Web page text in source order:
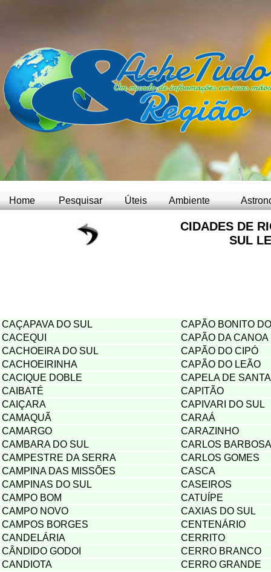
Home Pesquisar Úteis Ambiente
CIDADES DE
SUL
CAÇAPAVA DO SUL
CAPÃO BONITO
CACEQUI
CAPÃO DA CANOA
CACHOEIRA DO SUL
CAPÃO DO CIPÓ
CACHOEIRINHA
CAPÃO DO LEÃO
CACIQUE DOBLE
CAPELA DE
CAIBATÉ
CAPITÃO
CAIÇARA
CAPIVARI DO SUL
CAMAQUÃ
CARAÁ
CAMARGO
CARAZINHO
CAMBARA DO SUL
CARLOS BARBOSA
CAMPESTRE DA SERRA
CARLOS GOMES
CAMPINA DAS MISSÕES
CASCA
CAMPINAS DO SUL
CASEIROS
CAMPO BOM
CATUÍPE
CAMPO NOVO
CAXIAS DO SUL
CAMPOS BORGES
CENTENÁRIO
CANDELÁRIA
CERRITO
CÂNDIDO GODOI
CERRO BRANCO
CANDIOTA
CERRO GRANDE